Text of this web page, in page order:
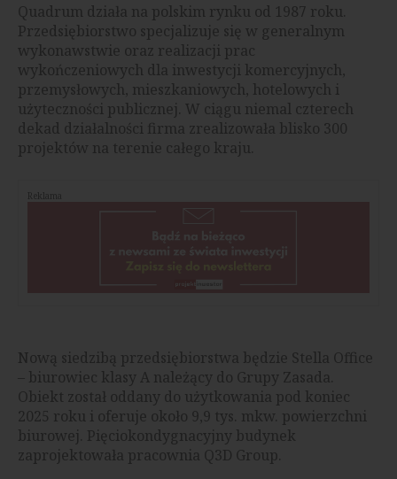
Quadrum działa na polskim rynku od 1987 roku.
Przedsiębiorstwo specjalizuje się w generalnym
wykonawstwie oraz realizacji prac
wykończeniowych dla inwestycji komercyjnych,
przemysłowych, mieszkaniowych, hotelowych i
użyteczności publicznej. W ciągu niemal czterech
dekad działalności firma zrealizowała blisko 300
projektów na terenie całego kraju.
Reklama
Nową siedzibą przedsiębiorstwa będzie Stella Office
– biurowiec klasy A należący do Grupy Zasada.
Obiekt został oddany do użytkowania pod koniec
2025 roku i oferuje około 9,9 tys. mkw. powierzchni
biurowej. Pięciokondygnacyjny budynek
zaprojektowała pracownia Q3D Group.